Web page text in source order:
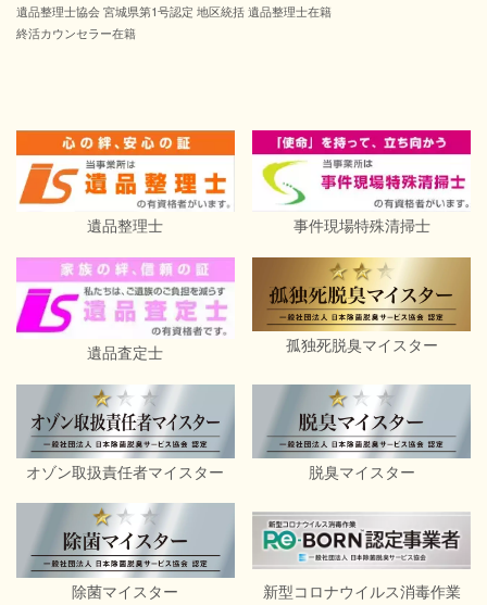
遺品整理士協会 宮城県第1号認定 地区統括 遺品整理士在籍
終活カウンセラー在籍
遺品整理士 事件現場特殊清掃士
遺品査定士 孤独死脱臭マイスター
オゾン取扱責任者マイスター 脱臭マイスター
除菌マイスター
新型コロナウイルス消毒作業